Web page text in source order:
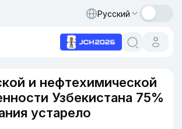
Русский
и нефтехимической
Узбекистана 75%
устарело